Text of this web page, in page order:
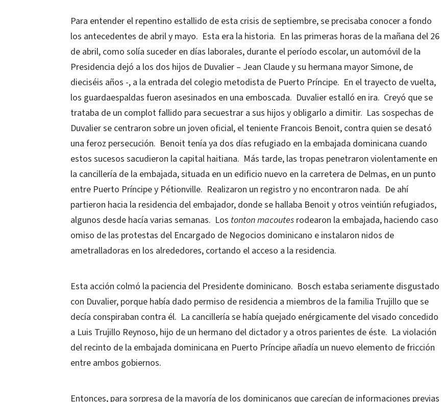
Para entender el repentino estallido de esta crisis de septiembre, se precisaba conocer a fondo
los antecedentes de abril y mayo. Esta era la historia. En las primeras horas de la mañana del 26
de abril, como solía suceder en días laborales, durante el período escolar, un automóvil de la
Presidencia dejó a los dos hijos de Duvalier – Jean Claude y su hermana mayor Simone, de
dieciséis años -, a la entrada del colegio metodista de Puerto Príncipe. En el trayecto de vuelta,
los guardaespaldas fueron asesinados en una emboscada. Duvalier estalló en ira. Creyó que se
trataba de un complot fallido para secuestrar a sus hijos y obligarlo a dimitir. Las sospechas de
Duvalier se centraron sobre un joven oficial, el teniente Francois Benoit, contra quien se desató
una feroz persecución. Benoit tenía ya dos días refugiado en la embajada dominicana cuando
estos sucesos sacudieron la capital haitiana. Más tarde, las tropas penetraron violentamente en
la cancillería de la embajada, situada en un edificio nuevo en la carretera de Delmas, en un punto
entre Puerto Príncipe y Pétionville. Realizaron un registro y no encontraron nada. De ahí
partieron hacia la residencia del embajador, donde se hallaba Benoit y otros veintiún refugiados,
algunos desde hacía varias semanas. Los tonton macoutes rodearon la embajada, haciendo caso
omiso de las protestas del Encargado de Negocios dominicano e instalaron nidos de
ametralladoras en los alrededores, cortando el acceso a la residencia.
Esta acción colmó la paciencia del Presidente dominicano. Bosch estaba seriamente disgustado
con Duvalier, porque había dado permiso de residencia a miembros de la familia Trujillo que se
decía conspiraban contra él. La cancillería se había quejado enérgicamente del visado concedido
a Luis Trujillo Reynoso, hijo de un hermano del dictador y a otros parientes de éste. La violación
del recinto de la embajada dominicana en Puerto Príncipe añadía un nuevo elemento de fricción
entre ambos gobiernos.
Entonces, para sorpresa de la mayoría de los dominicanos que carecían de informaciones previas